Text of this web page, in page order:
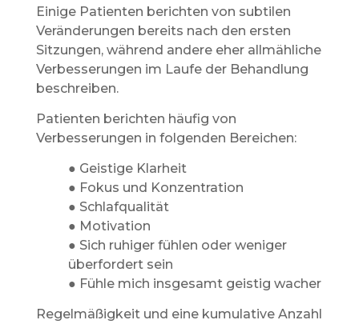
Einige Patienten berichten von subtilen
Veränderungen bereits nach den ersten
Sitzungen, während andere eher allmähliche
Verbesserungen im Laufe der Behandlung
beschreiben.
Patienten berichten häufig von
Verbesserungen in folgenden Bereichen:
● Geistige Klarheit
● Fokus und Konzentration
● Schlafqualität
● Motivation
● Sich ruhiger fühlen oder weniger
überfordert sein
● Fühle mich insgesamt geistig wacher
Regelmäßigkeit und eine kumulative Anzahl